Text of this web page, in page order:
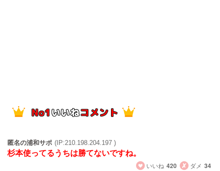
匿名の浦和サポ (IP:210.198.204.197 )
杉本使ってるうちは勝てないですね。
いいね 420 ダメ 34